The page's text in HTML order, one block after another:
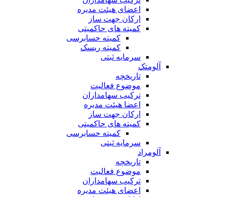
اعضای هیئت مدیره
ارکان جهت ساز
کمیته های حاکمیتی
کمیته حسابرسی
کمیته ریسک
سرمایه ثبتی
آلومتک
تاریخچه
موضوع فعالیت
ترکیب سهامداران
اعضا هیئت مدیره
ارکان جهت ساز
کمیته های حاکمیتی
کمیته حسابرسی
سرمایه ثبتی
آلومراد
تاریخچه
موضوع فعالیت
ترکیب سهامداران
اعضای هیئت مدیره